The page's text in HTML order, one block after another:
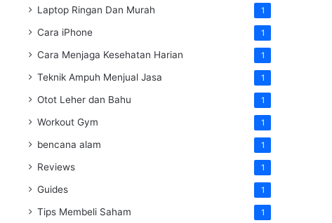
Laptop Ringan Dan Murah 1
Cara iPhone 1
Cara Menjaga Kesehatan Harian 1
Teknik Ampuh Menjual Jasa 1
Otot Leher dan Bahu 1
Workout Gym 1
bencana alam 1
Reviews 1
Guides 1
Tips Membeli Saham 1